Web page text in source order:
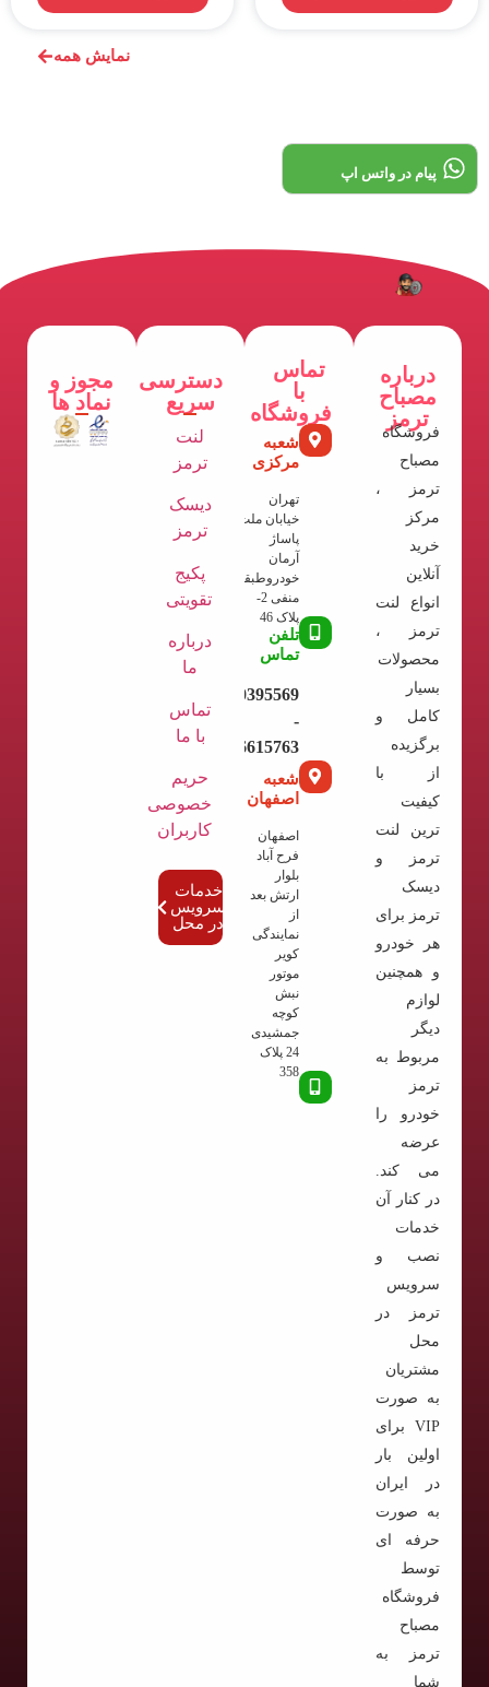
نمایش همه
پیام در واتس اپ
درباره
مصباح
ترمز
فروشگاه
مصباح
ترمز ،
مرکز
خرید
آنلاین
انواع لنت
ترمز ،
محصولات
بسیار
کامل و
برگزیده
از با
کیفیت
ترین لنت
ترمز و
دیسک
ترمز برای
هر خودرو
و همچنین
لوازم
دیگر
مربوط به
ترمز
خودرو را
عرضه
می کند.
در کنار آن
خدمات
نصب و
سرویس
ترمز در
محل
مشتریان
به صورت
VIP برای
اولین بار
در ایران
به صورت
حرفه ای
توسط
فروشگاه
مصباح
ترمز به
شما
تماس
با
فروشگاه
شعبه
مرکزی
تهران
خیابان ملت
پاساژ
آرمان
خودروطبقه
منفی 2-
پلاک 46
تلفن
تماس
09120395569
-
02136615763
شعبه
اصفهان
اصفهان
فرح آباد
بلوار
ارتش بعد
از
نمایندگی
کویر
موتور
نبش
کوچه
جمشیدی
24 پلاک
358
دسترسی
سریع
لنت
ترمز
دیسک
ترمز
پکیج
تقویتی
درباره
ما
تماس
با ما
حریم
خصوصی
کاربران
خدمات
سرویس
در محل
مجوز و
نماد ها